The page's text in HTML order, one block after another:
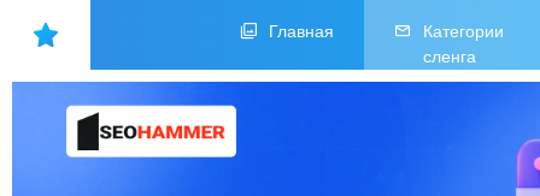
Главная
Категории
сленга